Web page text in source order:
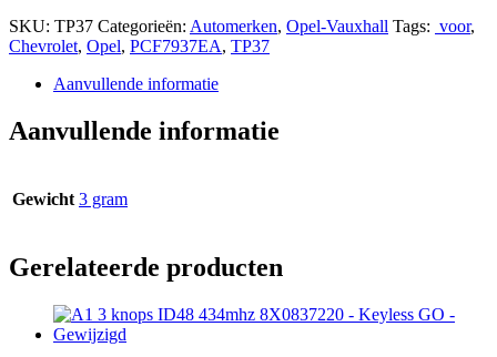
SKU: TP37 Categorieën: Automerken, Opel-Vauxhall Tags: voor,
Chevrolet, Opel, PCF7937EA, TP37
Aanvullende informatie
Aanvullende informatie
Gewicht 3 gram
Gerelateerde producten